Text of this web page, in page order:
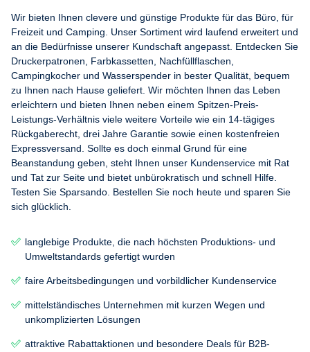
Wir bieten Ihnen clevere und günstige Produkte für das Büro, für
Freizeit und Camping. Unser Sortiment wird laufend erweitert und
an die Bedürfnisse unserer Kundschaft angepasst. Entdecken Sie
Druckerpatronen, Farbkassetten, Nachfüllflaschen,
Campingkocher und Wasserspender in bester Qualität, bequem
zu Ihnen nach Hause geliefert. Wir möchten Ihnen das Leben
erleichtern und bieten Ihnen neben einem Spitzen-Preis-
Leistungs-Verhältnis viele weitere Vorteile wie ein 14-tägiges
Rückgaberecht, drei Jahre Garantie sowie einen kostenfreien
Expressversand. Sollte es doch einmal Grund für eine
Beanstandung geben, steht Ihnen unser Kundenservice mit Rat
und Tat zur Seite und bietet unbürokratisch und schnell Hilfe.
Testen Sie Sparsando. Bestellen Sie noch heute und sparen Sie
sich glücklich.
langlebige Produkte, die nach höchsten Produktions- und
Umweltstandards gefertigt wurden
faire Arbeitsbedingungen und vorbildlicher Kundenservice
mittelständisches Unternehmen mit kurzen Wegen und
unkomplizierten Lösungen
attraktive Rabattaktionen und besondere Deals für B2B-